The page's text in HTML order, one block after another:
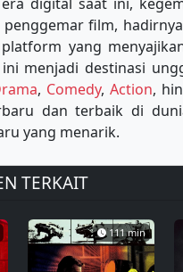
film,
yang
menjadi destinasi
, Comedy,Action,
dan terbaik di
yang menarik.
TERKAIT
111 min